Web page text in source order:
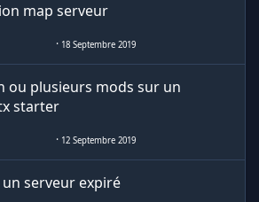
map serveur
18 Septembre 2019
ou plusieurs mods sur un
starter
12 Septembre 2019
serveur expiré